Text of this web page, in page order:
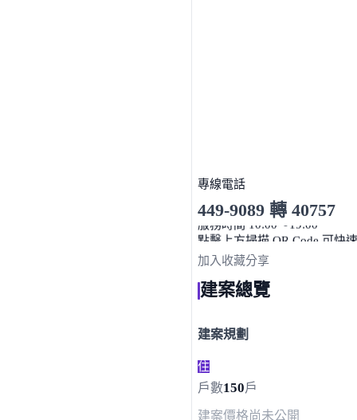
專線電話
449-9089 轉 40757
服務時間 10:00～19:00
加入收藏分享
建案總覽
建案規劃
住
戶數150戶
建案價格尚未公開